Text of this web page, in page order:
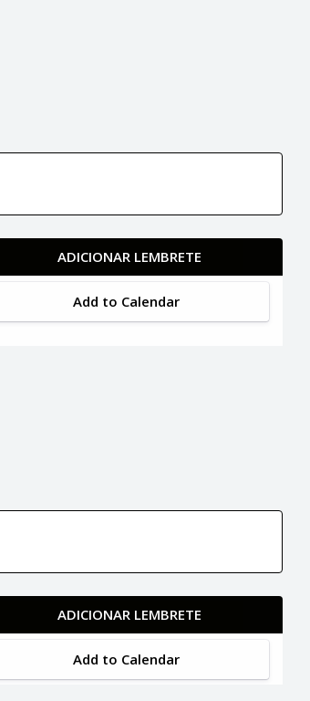
ADICIONAR LEMBRETE
Add to Calendar
ADICIONAR LEMBRETE
Add to Calendar